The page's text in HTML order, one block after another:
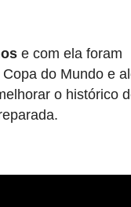
e com ela foram
do Mundo e
o histórico